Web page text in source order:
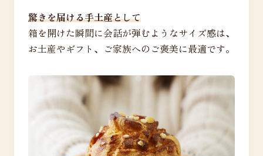
驚きを届ける手土産として
箱を開けた瞬間に会話が弾むようなサイズ感は、
お土産やギフト、ご家族へのご褒美に最適です。